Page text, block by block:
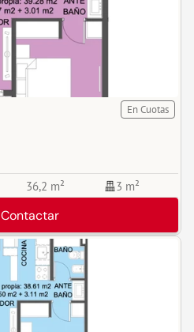
En Cuotas
36,2 m² 3 m²
Contactar